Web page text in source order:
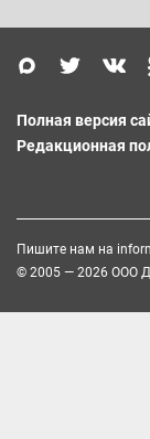
Полная версия
Редакционная
Пишите нам на
© 2005 — 2026 ООО